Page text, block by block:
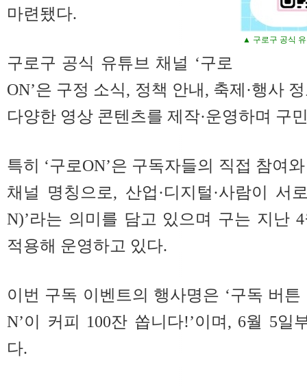
▲ 구로구 공식 유
마련됐다.
구로구 공식 유튜브 채널 ‘구로
ON’은 구정 소식, 정책 안내, 축제·행사
다양한 영상 콘텐츠를 제작·운영하며 구
특히 ‘구로ON’은 구독자들의 직접 참여
채널 명칭으로, 산업·디지털·사람이 서
N)’라는 의미를 담고 있으며 구는 지난
적용해 운영하고 있다.
이번 구독 이벤트의 행사명은 ‘구독 버
N’이 커피 100잔 쏩니다!’이며, 6월 5일
다.